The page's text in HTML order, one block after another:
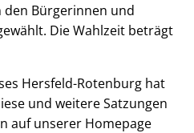
Bürgerinnen und
Die Wahlzeit beträgt
Hersfeld-Rotenburg hat
und weitere Satzungen
auf unserer Homepage